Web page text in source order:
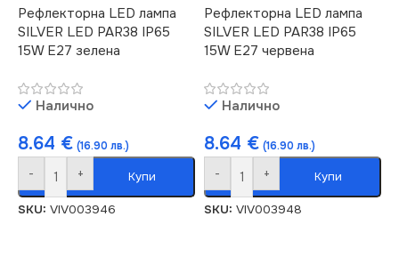
Рефлекторна LED лампа
SILVER LED PAR38 IP65
15W E27 зелена
Налично
8.64 € (16.90 лв.)
- + Купи
SKU: VIV003946
Рефлекторна LED лампа
SILVER LED PAR38 IP65
15W E27 червена
Налично
8.64 € (16.90 лв.)
- + Купи
SKU: VIV003948